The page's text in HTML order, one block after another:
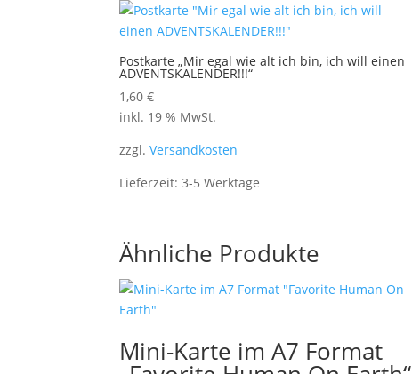
Postkarte „Mir egal wie alt ich bin, ich will einen
ADVENTSKALENDER!!!“
1,60€
inkl. 19 % MwSt.
zzgl.Versandkosten
Lieferzeit:3-5 Werktage
Ähnliche Produkte
Mini-Karte im A7 Format